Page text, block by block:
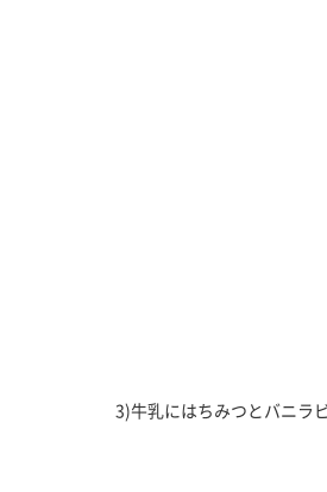
3)牛乳にはちみつとバニラ